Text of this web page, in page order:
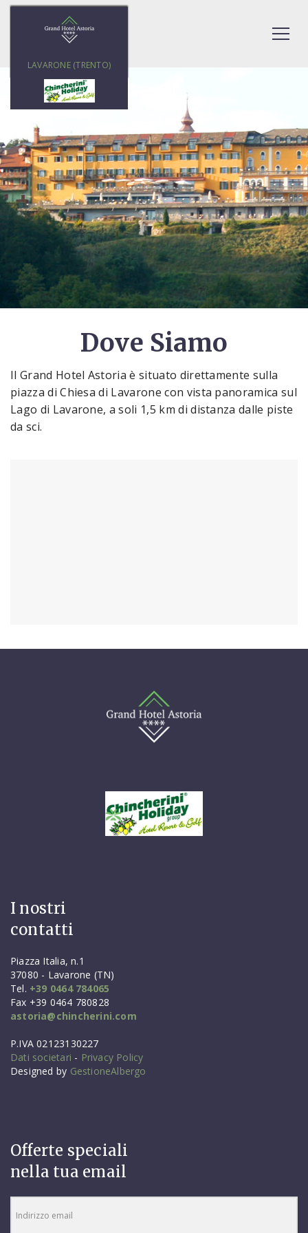
LAVARONE (TRENTO)
Dove Siamo
Il Grand Hotel Astoria è situato direttamente sulla
piazza di Chiesa di Lavarone con vista panoramica sul
Lago di Lavarone, a soli 1,5 km di distanza dalle piste
da sci.
I nostri
contatti
Piazza Italia, n.1
37080 - Lavarone (TN)
Tel. +39 0464 784065
Fax +39 0464 780828
astoria@chincherini.com
P.IVA 02123130227
Dati societari - Privacy Policy
Designed by GestioneAlbergo
Offerte speciali
nella tua email